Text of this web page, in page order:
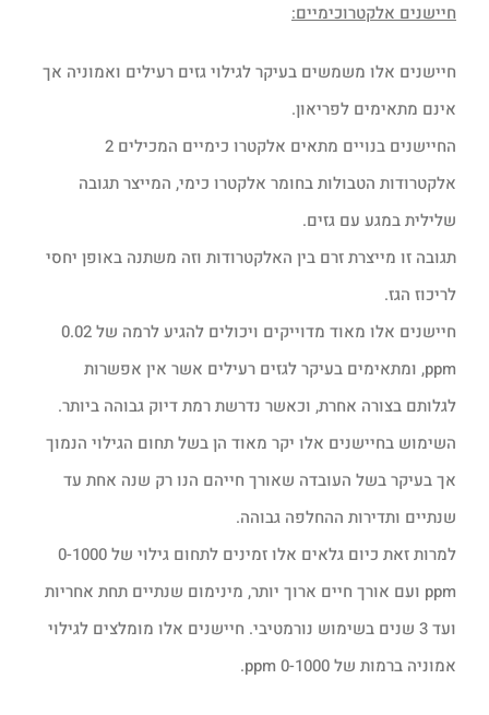
חיישנים אלקטרוכימיים:
חיישנים אלו משמשים בעיקר לגילוי גזים רעילים ואמוניה אך
אינם מתאימים לפריאון.
החיישנים בנויים מתאים אלקטרו כימיים המכילים 2
אלקטרודות הטבולות בחומר אלקטרו כימי, המייצר תגובה
שלילית במגע עם גזים.
תגובה זו מייצרת זרם בין האלקטרודות וזה משתנה באופן יחסי
לריכוז הגז.
חיישנים אלו מאוד מדוייקים ויכולים להגיע לרמה של 0.02
ppm, ומתאימים בעיקר לגזים רעילים אשר אין אפשרות
לגלותם בצורה אחרת, וכאשר נדרשת רמת דיוק גבוהה ביותר.
השימוש בחיישנים אלו יקר מאוד הן בשל תחום הגילוי הנמוך
אך בעיקר בשל העובדה שאורך חייהם הנו רק שנה אחת עד
שנתיים ותדירות ההחלפה גבוהה.
למרות זאת כיום גלאים אלו זמינים לתחום גילוי של 0-1000
ppm ועם אורך חיים ארוך יותר, מינימום שנתיים תחת אחריות
ועד 3 שנים בשימוש נורמטיבי. חיישנים אלו מומלצים לגילוי
אמוניה ברמות של 0-1000 ppm.